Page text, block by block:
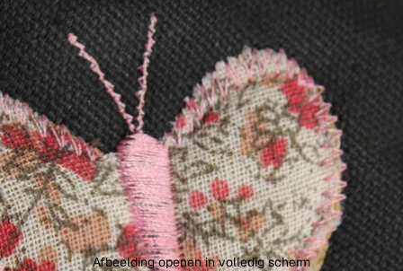
Afbeelding openen in volledig scherm